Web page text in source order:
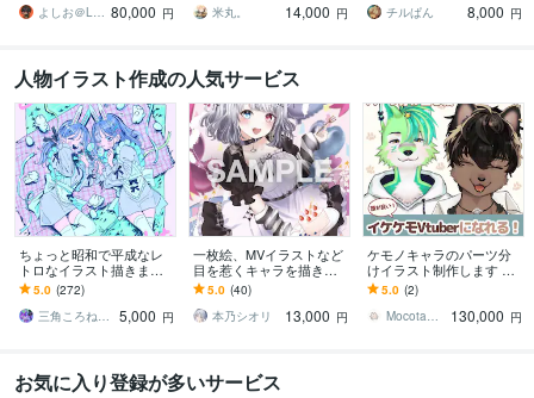
お気軽に！ よしお＠Live2D 80,000 円
米丸。
14,000 円
チルぱん
8,000 円
人物イラスト作成の人気サービス
ちょっと昭和で平成なレ
トロなイラスト描きます
昭和・平成レトロ☆ネオ
ン☆パステル
5.0 (272)
三角ころねる☆プロフ必読願います
5,000 円
一枚絵、MVイラストなど
目を惹くキャラを描きま
す 歌ってみた、パネル開
け、記念、サムネ、特典
など対応中です！！
5.0 (40)
本乃シオリ
13,000 円
ケモノキャラのパーツ分
けイラスト制作します 顔
が良いイケケモVtuberに
なりたい方、お任せくだ
さい！
5.0 (2)
Mocota（もこた）
130,000 円
お気に入り登録が多いサービス